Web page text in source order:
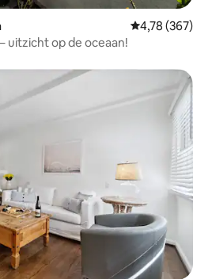
Gemiddelde
4,78 (367)
uitzicht op de oceaan!